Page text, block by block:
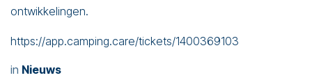
ontwikkelingen.
https://app.camping.care/tickets/1400369103
in Nieuws